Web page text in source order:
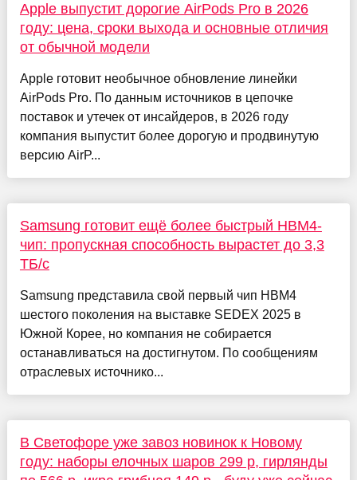
Apple выпустит дорогие AirPods Pro в 2026
году: цена, сроки выхода и основные отличия
от обычной модели
Apple готовит необычное обновление линейки
AirPods Pro. По данным источников в цепочке
поставок и утечек от инсайдеров, в 2026 году
компания выпустит более дорогую и продвинутую
версию AirP...
Samsung готовит ещё более быстрый HBM4-
чип: пропускная способность вырастет до 3,3
ТБ/с
Samsung представила свой первый чип HBM4
шестого поколения на выставке SEDEX 2025 в
Южной Корее, но компания не собирается
останавливаться на достигнутом. По сообщениям
отраслевых источнико...
В Светофоре уже завоз новинок к Новому
году: наборы елочных шаров 299 р, гирлянды